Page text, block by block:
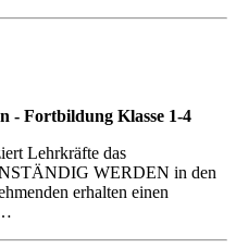
- Fortbildung Klasse 1-4
Lehrkräfte das
WERDEN in den
erhalten einen